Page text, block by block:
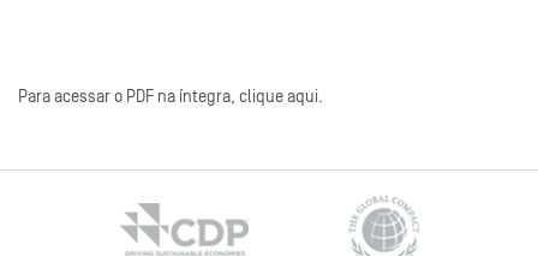
Para acessar o PDF na íntegra, clique aqui.